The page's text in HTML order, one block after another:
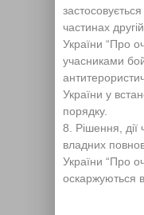
частинах
України “Про
учасниками
України у
порядку.
Рішення, дії
владних
України “Про
оскаржуються